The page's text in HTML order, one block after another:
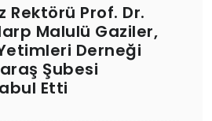
Rektörü Prof. Dr.
Malulü Gaziler,
Derneği
Şubesi
Etti